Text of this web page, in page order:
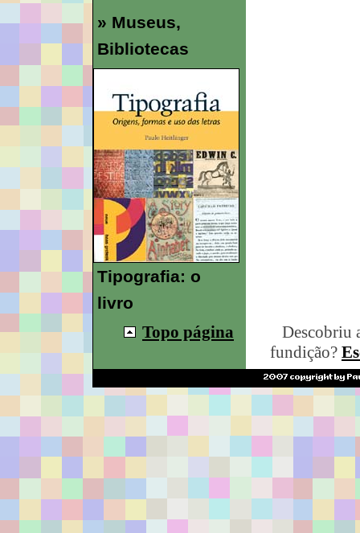
» Museus,
Bibliotecas
Tipografia: o
livro
Topo página
Descobriu
fundição?